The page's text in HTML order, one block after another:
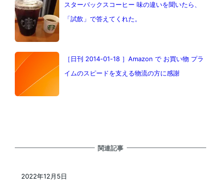
スターバックスコーヒー 味の違いを聞いたら、
「試飲」で答えてくれた。
［日刊 2014-01-18 ］Amazon で お買い物 プラ
イムのスピードを支える物流の方に感謝
関連記事
2022年12月5日